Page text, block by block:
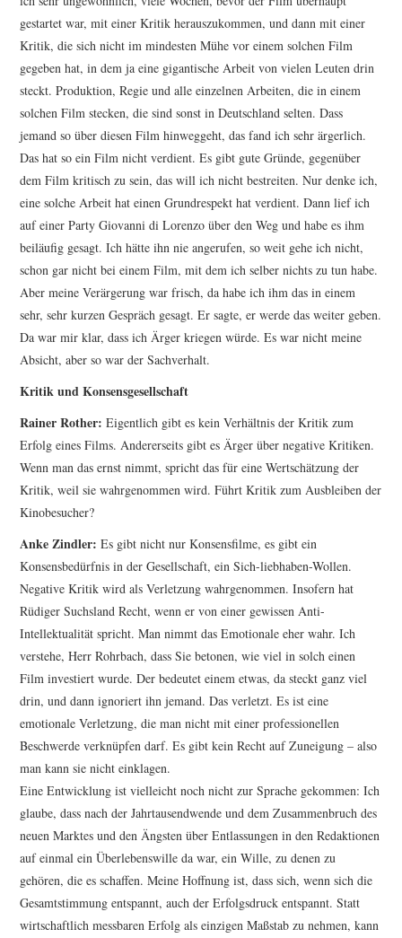
gestartet war, mit einer Kritik herauszukommen, und dann mit einer
Kritik, die sich nicht im mindesten Mühe vor einem solchen Film
gegeben hat, in dem ja eine gigantische Arbeit von vielen Leuten drin
steckt. Produktion, Regie und alle einzelnen Arbeiten, die in einem
solchen Film stecken, die sind sonst in Deutschland selten. Dass
jemand so über diesen Film hinweggeht, das fand ich sehr ärgerlich.
Das hat so ein Film nicht verdient. Es gibt gute Gründe, gegenüber
dem Film kritisch zu sein, das will ich nicht bestreiten. Nur denke ich,
eine solche Arbeit hat einen Grundrespekt hat verdient. Dann lief ich
auf einer Party Giovanni di Lorenzo über den Weg und habe es ihm
beiläufig gesagt. Ich hätte ihn nie angerufen, so weit gehe ich nicht,
schon gar nicht bei einem Film, mit dem ich selber nichts zu tun habe.
Aber meine Verärgerung war frisch, da habe ich ihm das in einem
sehr, sehr kurzen Gespräch gesagt. Er sagte, er werde das weiter geben.
Da war mir klar, dass ich Ärger kriegen würde. Es war nicht meine
Absicht, aber so war der Sachverhalt.
Kritik und Konsensgesellschaft
Rainer Rother: Eigentlich gibt es kein Verhältnis der Kritik zum
Erfolg eines Films. Andererseits gibt es Ärger über negative Kritiken.
Wenn man das ernst nimmt, spricht das für eine Wertschätzung der
Kritik, weil sie wahrgenommen wird. Führt Kritik zum Ausbleiben der
Kinobesucher?
Anke Zindler: Es gibt nicht nur Konsensfilme, es gibt ein
Konsensbedürfnis in der Gesellschaft, ein Sich-liebhaben-Wollen.
Negative Kritik wird als Verletzung wahrgenommen. Insofern hat
Rüdiger Suchsland Recht, wenn er von einer gewissen Anti-
Intellektualität spricht. Man nimmt das Emoti­onale eher wahr. Ich
verstehe, Herr Rohrbach, dass Sie betonen, wie viel in solch einen
Film investiert wurde. Der bedeutet einem etwas, da steckt ganz viel
drin, und dann ignoriert ihn jemand. Das verletzt. Es ist eine
emotionale Verletzung, die man nicht mit einer professionellen
Beschwerde verknüpfen darf. Es gibt kein Recht auf Zuneigung – also
man kann sie nicht einklagen.
Eine Entwicklung ist vielleicht noch nicht zur Sprache gekommen: Ich
glaube, dass nach der Jahrtausendwende und dem Zusammenbruch des
neuen Marktes und den Ängsten über Entlas­sungen in den Redaktionen
auf einmal ein Überlebenswille da war, ein Wille, zu denen zu
gehören, die es schaffen. Meine Hoffnung ist, dass sich, wenn sich die
Gesamtstimmung entspannt, auch der Erfolgsdruck entspannt. Statt
wirtschaftlich messbaren Erfolg als einzigen Maßstab zu nehmen, kann